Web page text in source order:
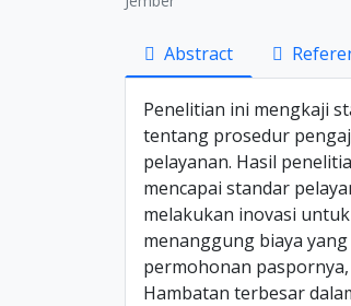
Abstract
Penelitian ini mengkaji
tentang prosedur
pelayanan. Hasil
mencapai standar
melakukan inovasi
menanggung biaya
permohonan
Hambatan terbesar